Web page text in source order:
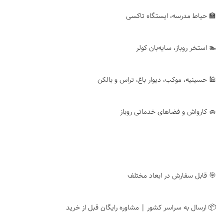
🏫 حیاط مدرسه، ایستگاه تاکسی
🏊 استخر روباز، سایه‌بان کولر
🕌 حسینیه، موکب، دیوار باغ، تراس و بالکن
🧽 کارواش و فضاهای خدماتی روباز
🎯 قابل سفارش در ابعاد مختلف
📦 ارسال به سراسر کشور | مشاوره رایگان قبل از خرید